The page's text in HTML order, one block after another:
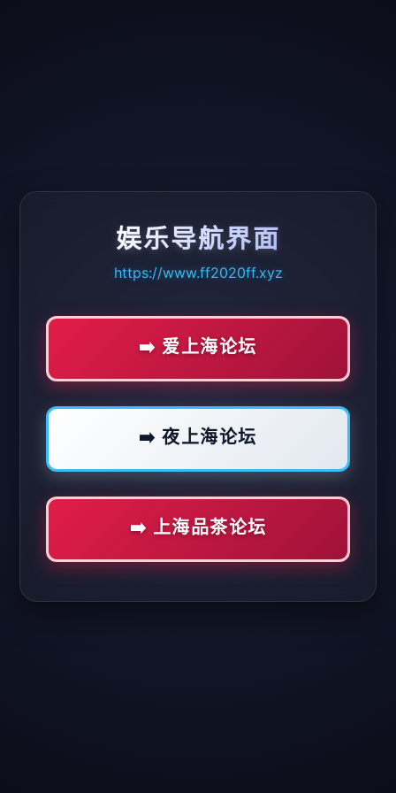
娱乐导航界面
https://www.ff2020ff.xyz
➡️ 爱上海论坛
➡️ 夜上海论坛
➡️ 上海品茶论坛